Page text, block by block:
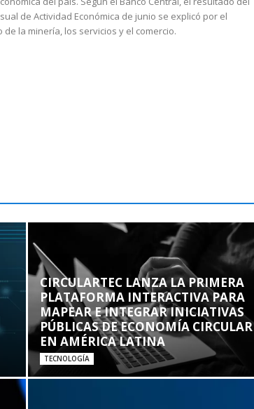
de Actividad Económica de junio se explicó por el
de la minería, los servicios y el comercio.
CIRCULARTEC LANZA LA PRIMERA
PLATAFORMA INTERACTIVA PARA
MAPEAR E INTEGRAR INICIATIVAS
PÚBLICAS DE ECONOMÍA CIRCULAR
EN AMÉRICA LATINA
TECNOLOGÍA